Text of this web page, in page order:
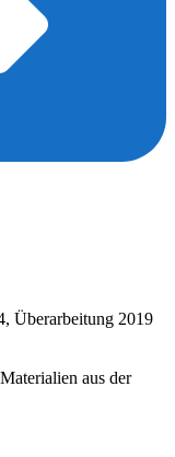
Überarbeitung 2019
aus der